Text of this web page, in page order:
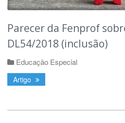
Parecer da Fenprof
DL54/2018 (inclusão)
Educação Especial
Artigo